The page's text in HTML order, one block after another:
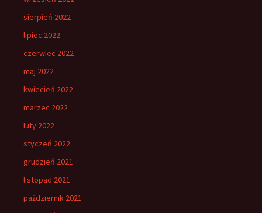
sierpień 2022
lipiec 2022
czerwiec 2022
maj 2022
kwiecień 2022
marzec 2022
luty 2022
styczeń 2022
grudzień 2021
listopad 2021
październik 2021